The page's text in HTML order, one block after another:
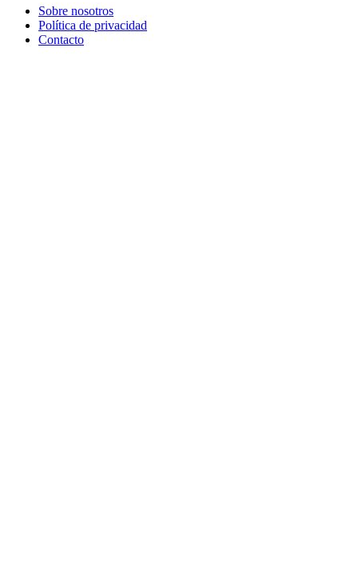
Sobre nosotros
Política de privacidad
Contacto